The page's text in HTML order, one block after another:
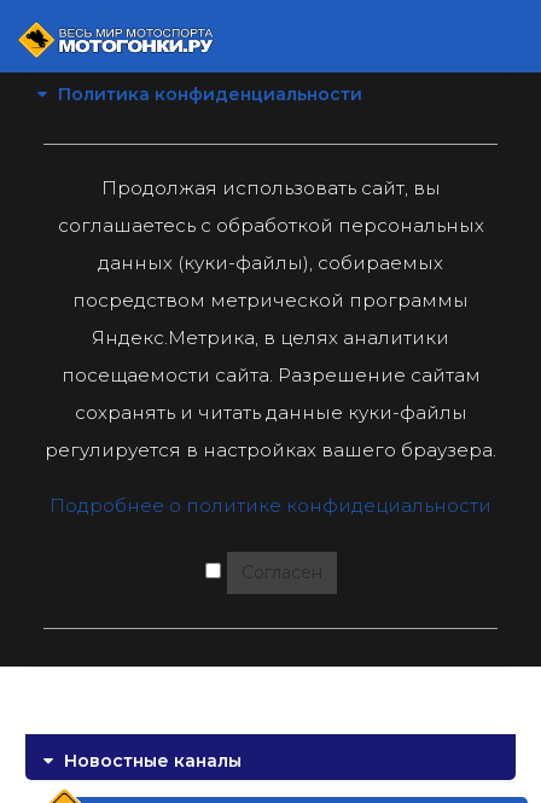
Политика конфиденциальности
Продолжая использовать сайт, вы
соглашаетесь с обработкой персональных
данных (куки-файлы), собираемых
посредством метрической программы
Яндекс.Метрика, в целях аналитики
посещаемости сайта. Разрешение сайтам
сохранять и читать данные куки-файлы
регулируется в настройках вашего браузера.
Подробнее о политике конфидециальности
Согласен
Новостные каналы